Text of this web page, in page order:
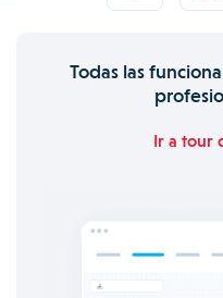
Todas las
Ir a tour